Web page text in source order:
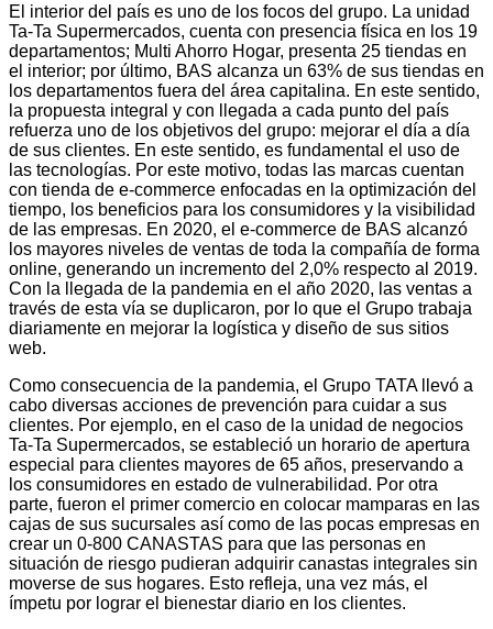
El interior del país es uno de los focos del grupo. La unidad
Ta-Ta Supermercados, cuenta con presencia física en los 19
departamentos; Multi Ahorro Hogar, presenta 25 tiendas en
el interior; por último, BAS alcanza un 63% de sus tiendas en
los departamentos fuera del área capitalina. En este sentido,
la propuesta integral y con llegada a cada punto del país
refuerza uno de los objetivos del grupo: mejorar el día a día
de sus clientes. En este sentido, es fundamental el uso de
las tecnologías. Por este motivo, todas las marcas cuentan
con tienda de e-commerce enfocadas en la optimización del
tiempo, los beneficios para los consumidores y la visibilidad
de las empresas. En 2020, el e-commerce de BAS alcanzó
los mayores niveles de ventas de toda la compañía de forma
online, generando un incremento del 2,0% respecto al 2019.
Con la llegada de la pandemia en el año 2020, las ventas a
través de esta vía se duplicaron, por lo que el Grupo trabaja
diariamente en mejorar la logística y diseño de sus sitios
web.
Como consecuencia de la pandemia, el Grupo TATA llevó a
cabo diversas acciones de prevención para cuidar a sus
clientes. Por ejemplo, en el caso de la unidad de negocios
Ta-Ta Supermercados, se estableció un horario de apertura
especial para clientes mayores de 65 años, preservando a
los consumidores en estado de vulnerabilidad. Por otra
parte, fueron el primer comercio en colocar mamparas en las
cajas de sus sucursales así como de las pocas empresas en
crear un 0-800 CANASTAS para que las personas en
situación de riesgo pudieran adquirir canastas integrales sin
moverse de sus hogares. Esto refleja, una vez más, el
ímpetu por lograr el bienestar diario en los clientes.